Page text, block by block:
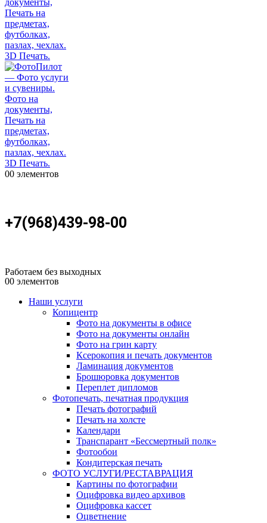
00 элементов
+7(968)439-98-00
Работаем без выходных
00 элементов
Наши услуги
Копицентр
Фото на документы в офисе
Фото на документы онлайн
Фото на грин карту
Ксерокопия и печать документов
Ламинация документов
Брошюровка документов
Переплет дипломов
Фотопечать, печатная продукция
Печать фотографий
Печать на холсте
Календари
Транспарант «Бессмертный полк»
Фотообои
Кондитерская печать
ФОТО УСЛУГИ/РЕСТАВРАЦИЯ
Картины по фотографии
Оцифровка видео архивов
Оцифровка кассет
Оцветнение